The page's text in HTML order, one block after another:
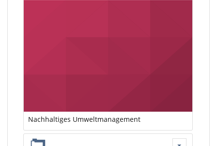
Nachhaltiges Umweltmanagement